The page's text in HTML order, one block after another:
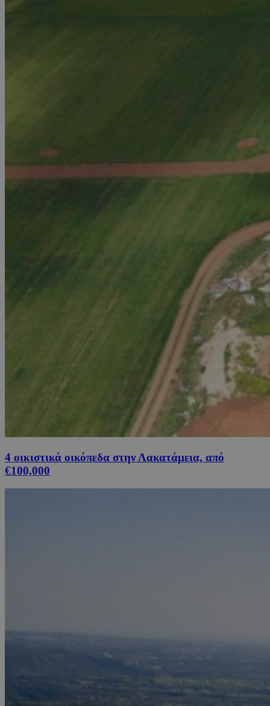
4 οικιστικά οικόπεδα στην Λακατάμεια, από
€100,000